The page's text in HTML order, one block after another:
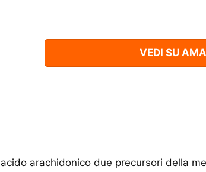
VEDI SU
arachidonico due precursori della